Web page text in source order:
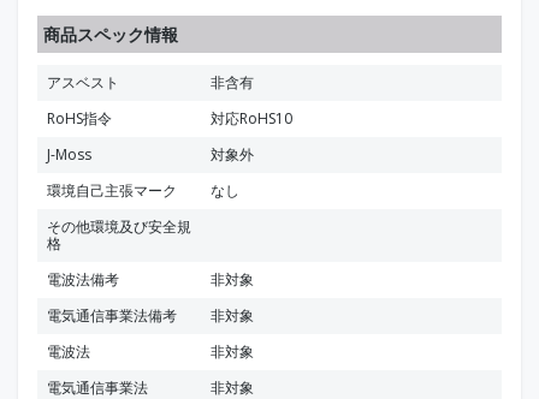
商品スペック情報
アスベスト
非含有
RoHS指令
対応RoHS10
J-Moss
対象外
環境自己主張マーク
なし
その他環境及び安全規
格
電波法備考
非対象
電気通信事業法備考
非対象
電波法
非対象
電気通信事業法
非対象